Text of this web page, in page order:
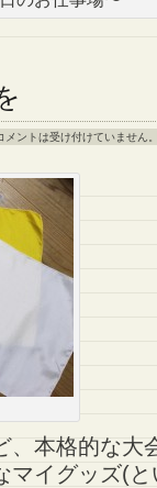
メントは受け付けていません
、本格的な大
マイグッズ(